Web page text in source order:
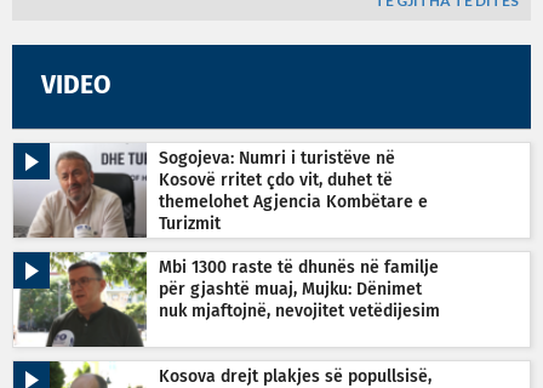
VIDEO
Sogojeva: Numri i turistëve në
Kosovë rritet çdo vit, duhet të
themelohet Agjencia Kombëtare e
Turizmit
Mbi 1300 raste të dhunës në familje
për gjashtë muaj, Mujku: Dënimet
nuk mjaftojnë, nevojitet vetëdijesim
Kosova drejt plakjes së popullsisë,